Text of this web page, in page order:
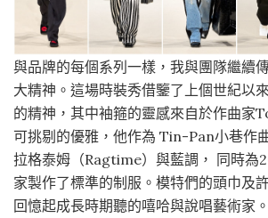
與品牌的每個系列一樣，我與團隊繼續
大精神。這場時裝秀借鑒了上個世紀以
的精神，其中袖箍的靈感來自於作曲家
可挑剔的優雅，他作為 Tin-Pan小巷作
拉格泰姆（Ragtime）與藍調， 同時為
家製作了標準的制服。模特們的頭巾及
回憶起成長時期聽的嘻哈與說唱藝術家